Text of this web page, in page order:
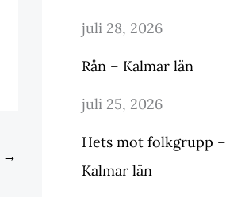
→
juli 28, 2026
Rån – Kalmar län
juli 25, 2026
Hets mot folkgrupp –
Kalmar län